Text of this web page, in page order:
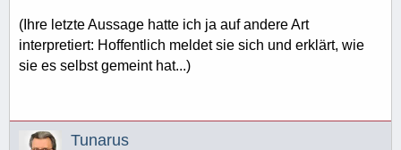
(Ihre letzte Aussage hatte ich ja auf andere Art
interpretiert: Hoffentlich meldet sie sich und erklärt, wie
sie es selbst gemeint hat...)
Tunarus